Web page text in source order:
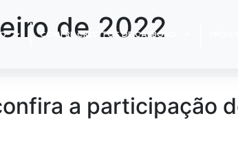
COMPRE CRÉDITOS DE CARBONO
de 2022
a participação